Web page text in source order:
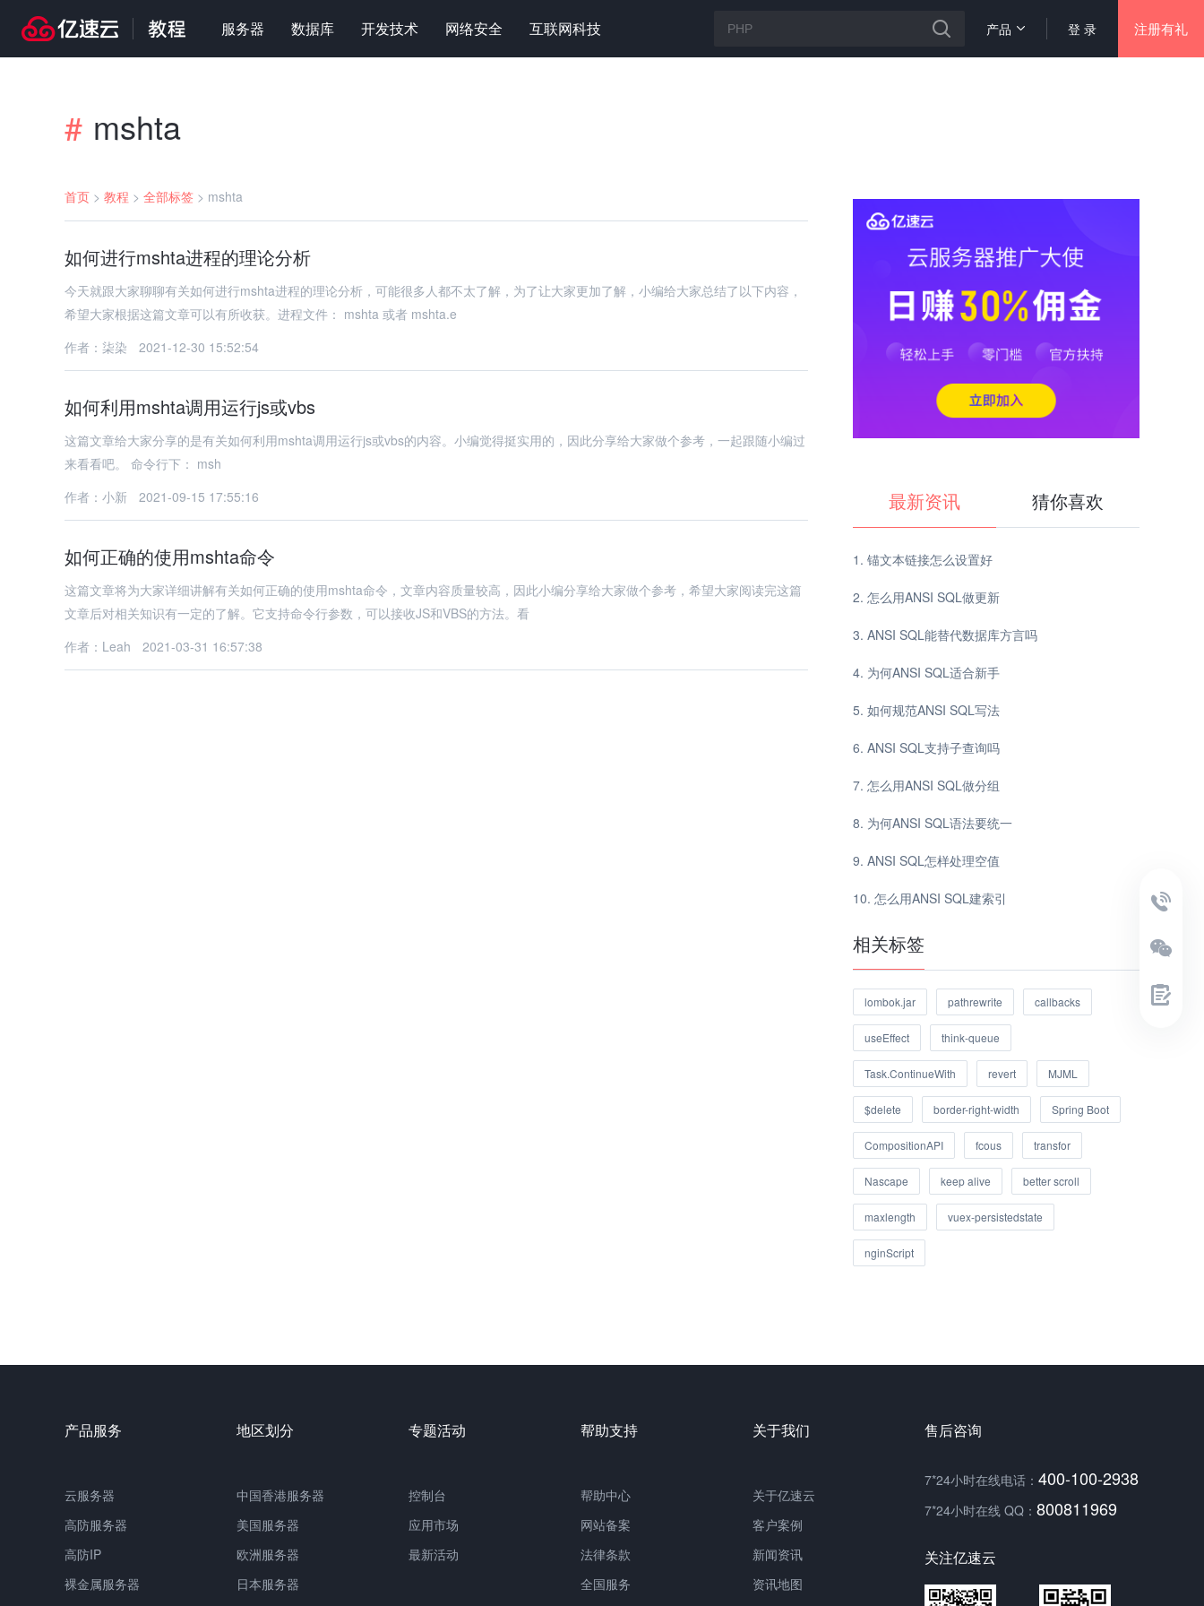
服务器 数据库 开发技术 网络安全 互联网科技 登 录 注册有礼
产品
# mshta
首页 > 教程 > 全部标签 > mshta
如何进行mshta进程的理论分析
今天就跟大家聊聊有关如何进行mshta进程的理论分析，可能很多人都不太了解，为了让大家更加了解，小编给大家总结了以下内容，
希望大家根据这篇文章可以有所收获。进程文件： mshta 或者 mshta.e
作者：柒染
2021-12-30 15:52:54
如何利用mshta调用运行js或vbs
这篇文章给大家分享的是有关如何利用mshta调用运行js或vbs的内容。小编觉得挺实用的，因此分享给大家做个参考，一起跟随小编过
来看看吧。 命令行下： msh
作者：小新
2021-09-15 17:55:16
如何正确的使用mshta命令
这篇文章将为大家详细讲解有关如何正确的使用mshta命令，文章内容质量较高，因此小编分享给大家做个参考，希望大家阅读完这篇
文章后对相关知识有一定的了解。它支持命令行参数，可以接收JS和VBS的方法。看
作者：Leah
2021-03-31 16:57:38
最新资讯 猜你喜欢
锚文本链接怎么设置好
怎么用ANSI SQL做更新
ANSI SQL能替代数据库方言吗
为何ANSI SQL适合新手
如何规范ANSI SQL写法
ANSI SQL支持子查询吗
怎么用ANSI SQL做分组
为何ANSI SQL语法要统一
ANSI SQL怎样处理空值
怎么用ANSI SQL建索引
相关标签
lombok.jar pathrewrite callbacks
useEffect think-queue
Task.ContinueWith revert MJML
$delete border-right-width Spring Boot
CompositionAPI fcous transfor
Nascape keep alive better scroll
maxlength vuex-persistedstate
nginScript
产品服务
云服务器
高防服务器
高防IP
裸金属服务器
地区划分
中国香港服务器
美国服务器
欧洲服务器
日本服务器
专题活动
控制台
应用市场
最新活动
帮助支持
帮助中心
网站备案
法律条款
全国服务
关于我们
关于亿速云
客户案例
新闻资讯
资讯地图
售后咨询
7*24小时在线电话： 400-100-2938
7*24小时在线 QQ： 800811969
关注亿速云